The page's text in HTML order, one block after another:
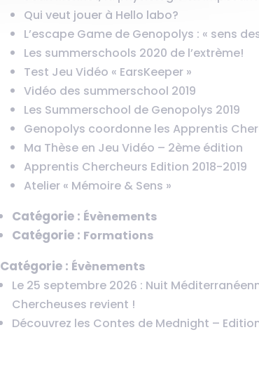
Qui veut jouer à Hello labo?
L’escape Game de Genopolys : « sens
Les summerschools 2020 de l’extrème!
Test Jeu Vidéo « EarsKeeper »
Vidéo des summerschool 2019
Les Summerschool de Genopolys 2019
Genopolys coordonne les Apprentis
Ma Thèse en Jeu Vidéo – 2ème édition
Apprentis Chercheurs Edition 2018-2019
Atelier « Mémoire & Sens »
Catégorie : Évènements
Catégorie : Formations
Catégorie : Évènements
Le 25 septembre 2026 : Nuit
Chercheuses revient !
Découvrez les Contes de Mednight –